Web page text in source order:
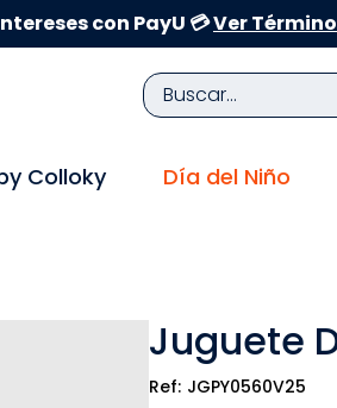
con PayU 💳Ver
Buscar...
Colloky Día del Niño
Juguete
JGPY0560V25
BUSCADOS